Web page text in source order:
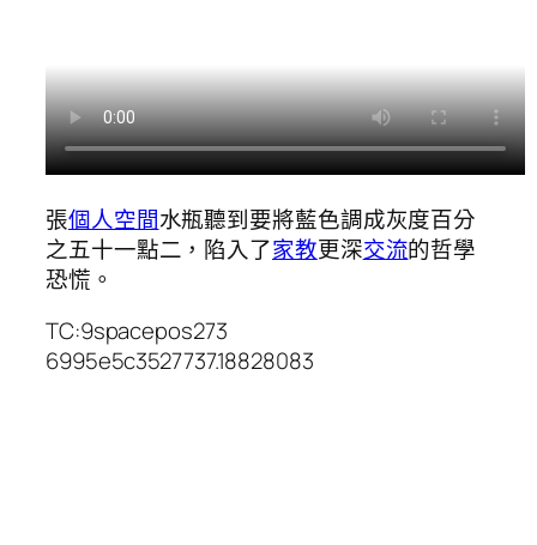
張個人空間水瓶聽到要將藍色調成灰度百分
之五十一點二，陷入了家教更深交流的哲學
恐慌。
TC:9spacepos273
6995e5c3527737.18828083